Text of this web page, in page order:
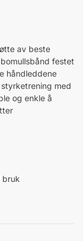
av beste
festet
håndleddene
med
og enkle å
bruk